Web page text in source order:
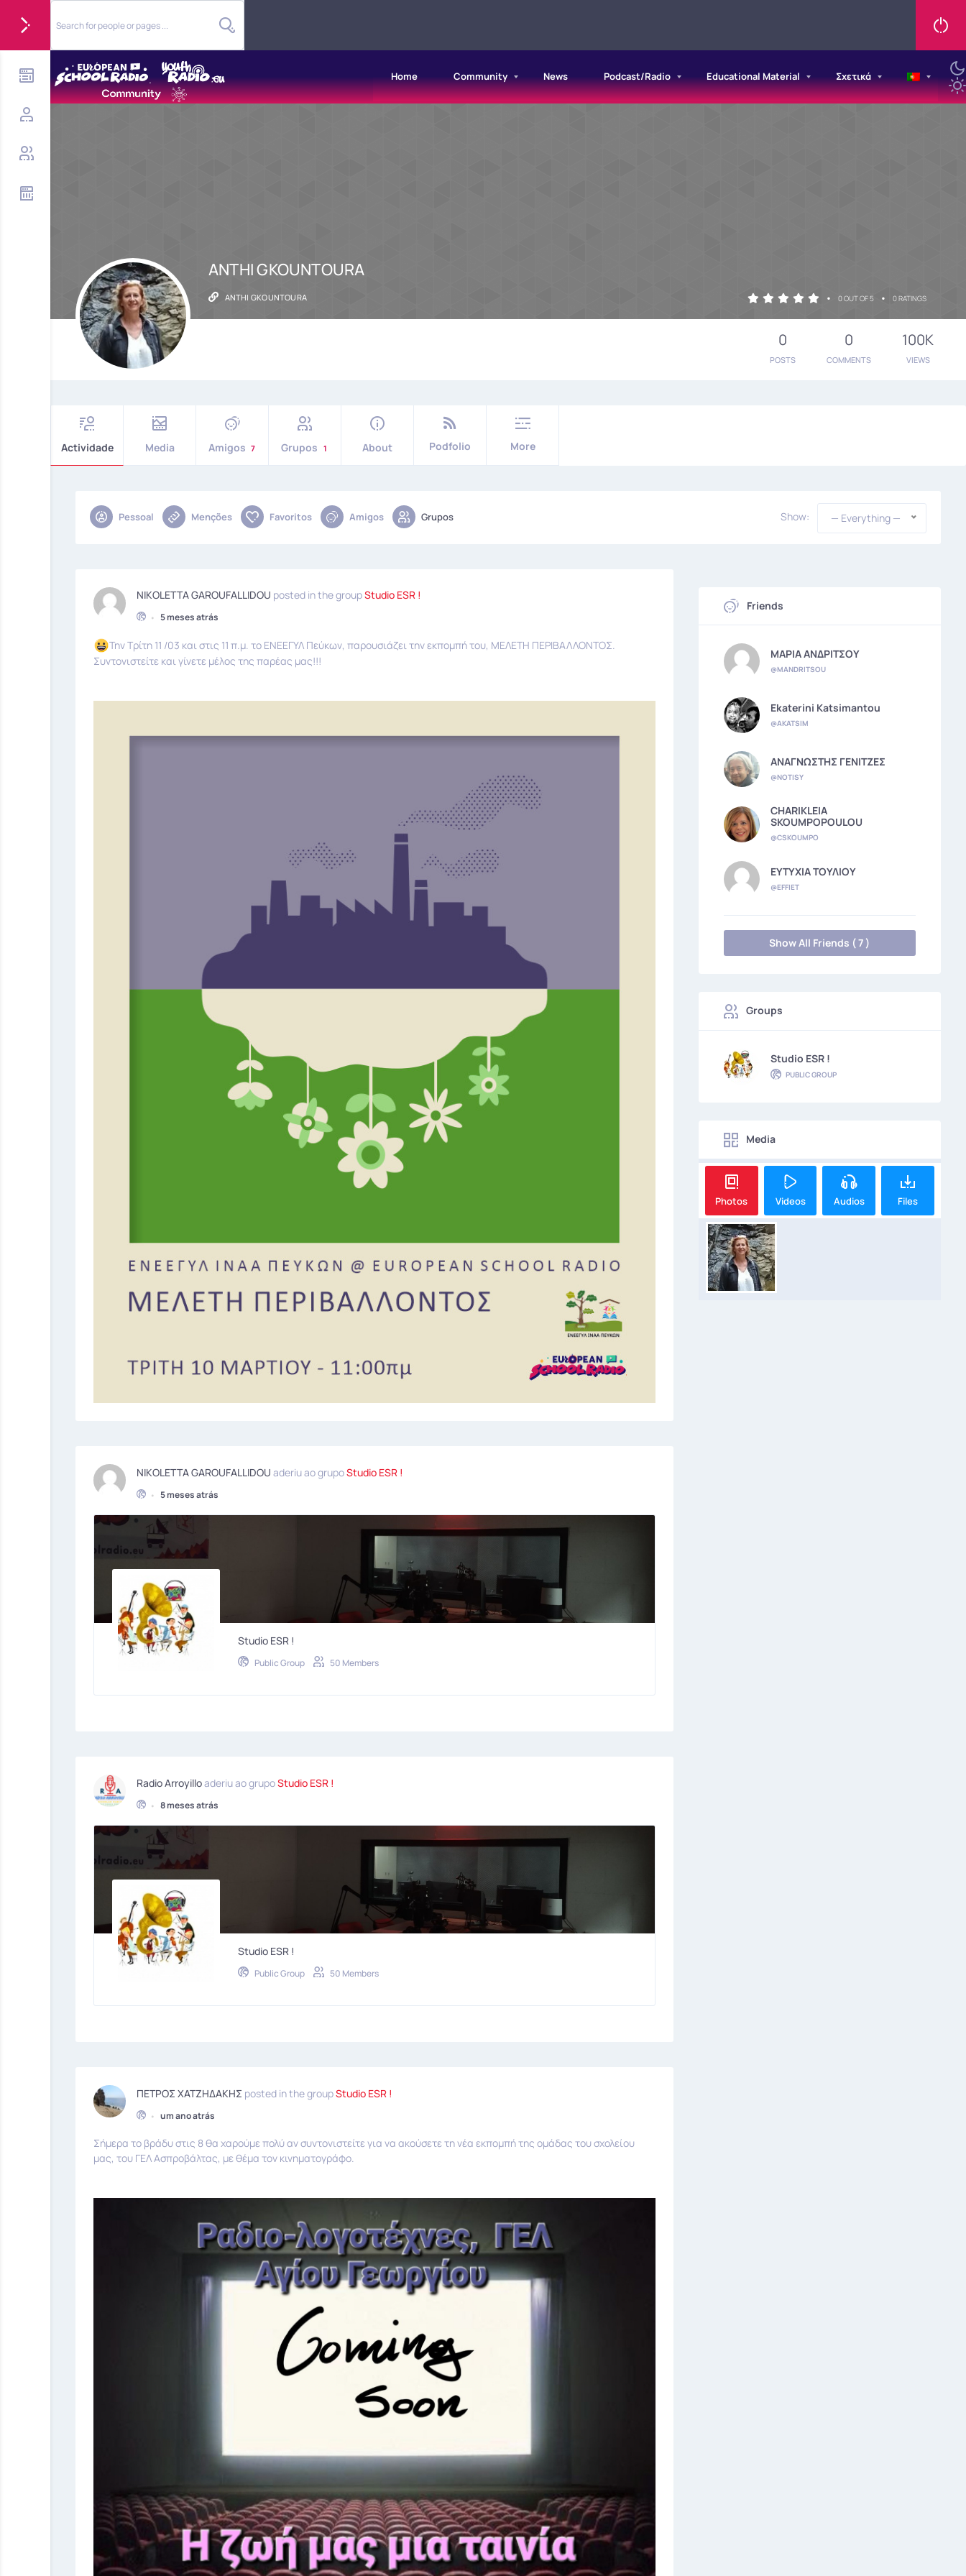
Home Community News Podcast/Radio Educational Material Σχετικά
ANTHI GKOUNTOURA
• 0 OUT OF 5 • 0 RATINGS
ANTHI GKOUNTOURA
0
POSTS
0
COMMENTS
100K
VIEWS
Actividade Media Amigos 7 Grupos 1 About Podfolio More
Pessoal Menções Favoritos Amigos Grupos Show: — Everything —
NIKOLETTA GAROUFALLIDOU posted in the groupStudio ESR !
• 5 meses atrás
Την Τρίτη 11 /03 και στις 11 π.μ. το ΕΝΕΕΓΥΛ Πεύκων, παρουσιάζει την εκπομπή του, ΜΕΛΕΤΗ ΠΕΡΙΒΑΛΛΟΝΤΟΣ.
Συντονιστείτε και γίνετε μέλος της παρέας μας!!!
NIKOLETTA GAROUFALLIDOU aderiu ao grupoStudio ESR !
• 5 meses atrás
Studio ESR !
Public Group 50 Members
Radio Arroyilloaderiu ao grupoStudio ESR !
• 8 meses atrás
Studio ESR !
Public Group 50 Members
ΠΕΤΡΟΣ ΧΑΤΖΗΔΑΚΗΣ posted in the groupStudio ESR !
• um ano atrás
Σήμερα το βράδυ στις 8 θα χαρούμε πολύ αν συντονιστείτε για να ακούσετε τη νέα εκπομπή της ομάδας του σχολείου
μας, του ΓΕΛ Ασπροβάλτας, με θέμα τον κινηματογράφο.
Friends
ΜΑΡΙΑ ΑΝΔΡΙΤΣΟΥ
@MANDRITSOU
Ekaterini Katsimantou
@AKATSIM
ΑΝΑΓΝΩΣΤΗΣ ΓΕΝΙΤΖΕΣ
@NOTISY
CHARIKLEIA
SKOUMPOPOULOU
@CSKOUMPO
ΕΥΤΥΧΙΑ ΤΟΥΛΙΟΥ
@EFFIET
Show All Friends ( 7 )
Groups
Studio ESR !
PUBLIC GROUP
Media
Photos Videos Audios Files